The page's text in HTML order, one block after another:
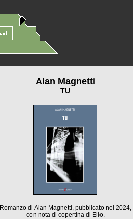
Alan Magnetti
TU
Romanzo di Alan Magnetti, pubblicato nel 2024,
con nota di copertina di Elio.